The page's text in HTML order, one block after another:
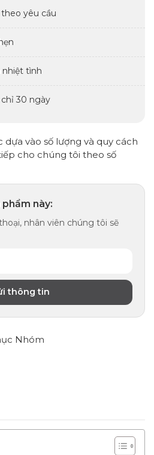
yêu cầu
nhiệt tình
30 ngày
vào số lượng và quy cách
cho chúng tôi theo số
này:
nhân viên chúng tôi sẽ
Nhóm